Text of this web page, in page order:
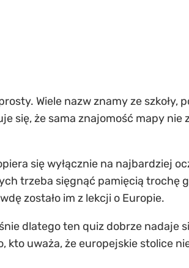
Wiele nazw znamy ze szkoły,
się, że sama znajomość mapy nie
się wyłącznie na najbardziej
trzeba sięgnąć pamięcią trochę
zostało im z lekcji o Europie.
dlatego ten quiz dobrze nadaje
kto uważa, że europejskie stolice